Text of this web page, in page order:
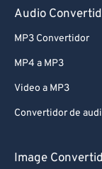
Audio
MP3 Convertidor
MP4 a MP3
Video a MP3
Convertidor de
Image